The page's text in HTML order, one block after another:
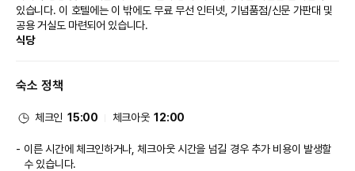
있습니다. 이 호텔에는 이 밖에도 무료 무선 인터넷, 기념품점/신문 가판대 및
공용 거실도 마련되어 있습니다.
식당
이닝 옵션으로는 커피숍/카페 등이 있습니다.
대표적인 편의 시설과 서비스로는 무료 유선 인터넷, 비즈니스 센터, 간편 체크
런스 공간 및 회의실 등으로 구성된 102 제곱미터 크기의 공간이 마련되어 있
습니다. 시설 내에서 무료 셀프 주차 이용이 가능합니다.
숙소 정책
체크인 15:00 체크아웃 12:00
이른 시간에 체크인하거나, 체크아웃 시간을 넘길 경우 추가 비용이 발생할
수 있습니다.